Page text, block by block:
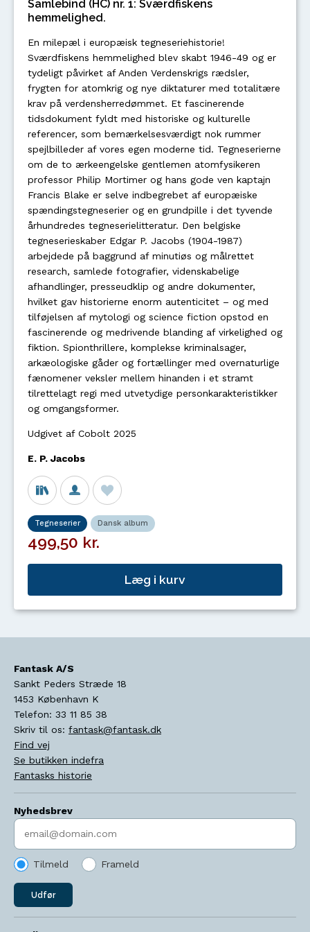
Samlebind (HC) nr. 1: Sværdfiskens
hemmelighed.
En milepæl i europæisk tegneseriehistorie!
Sværdfiskens hemmelighed blev skabt 1946-49 og er
tydeligt påvirket af Anden Verdenskrigs rædsler,
frygten for atomkrig og nye diktaturer med totalitære
krav på verdensherredømmet. Et fascinerende
tidsdokument fyldt med historiske og kulturelle
referencer, som bemærkelsesværdigt nok rummer
spejlbilleder af vores egen moderne tid. Tegneserierne
om de to ærkeengelske gentlemen atomfysikeren
professor Philip Mortimer og hans gode ven kaptajn
Francis Blake er selve indbegrebet af europæiske
spændingstegneserier og en grundpille i det tyvende
århundredes tegneserielitteratur. Den belgiske
tegneserieskaber Edgar P. Jacobs (1904-1987)
arbejdede på baggrund af minutiøs og målrettet
research, samlede fotografier, videnskabelige
afhandlinger, presseudklip og andre dokumenter,
hvilket gav historierne enorm autenticitet – og med
tilføjelsen af mytologi og science fiction opstod en
fascinerende og medrivende blanding af virkelighed og
fiktion. Spionthrillere, komplekse kriminalsager,
arkæologiske gåder og fortællinger med overnaturlige
fænomener veksler mellem hinanden i et stramt
tilrettelagt regi med utvetydige personkarakteristikker
og omgangsformer.
Udgivet af Cobolt 2025
E. P. Jacobs
Tegneserier Dansk album
499,50 kr.
Læg i kurv
Fantask A/S
Sankt Peders Stræde 18
1453 København K
Telefon: 33 11 85 38
Skriv til os: fantask@fantask.dk
Find vej
Se butikken indefra
Fantasks historie
Nyhedsbrev
Indtast søgeord
Tilmeld Frameld
Udfør